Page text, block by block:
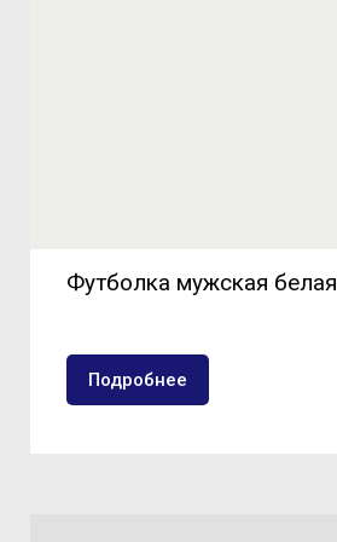
Футболка мужская белая
Подробнее